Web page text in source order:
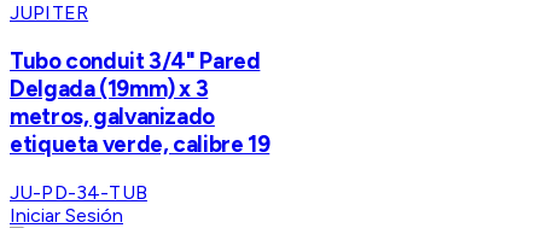
JUPITER
Tubo conduit 3/4" Pared
Delgada (19mm) x 3
metros, galvanizado
etiqueta verde, calibre 19
JU-PD-34-TUB
Iniciar Sesión